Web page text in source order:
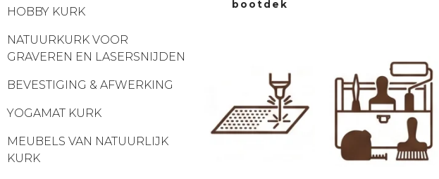
HOBBY KURK
NATUURKURK VOOR
GRAVEREN EN LASERSNIJDEN
BEVESTIGING & AFWERKING
YOGAMAT KURK
MEUBELS VAN NATUURLIJK
KURK
bootdek